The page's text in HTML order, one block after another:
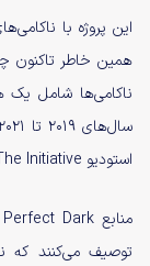
این پروژه با
همین خاطر تاکنون
استودیو The Initiative بوده است.
توصیف می‌کنند که